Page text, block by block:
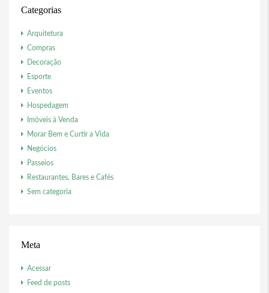
Categorias
Arquitetura
Compras
Decoração
Esporte
Eventos
Hospedagem
Imóveis à Venda
Morar Bem e Curtir a Vida
Negócios
Passeios
Restaurantes, Bares e Cafés
Sem categoria
Meta
Acessar
Feed de posts